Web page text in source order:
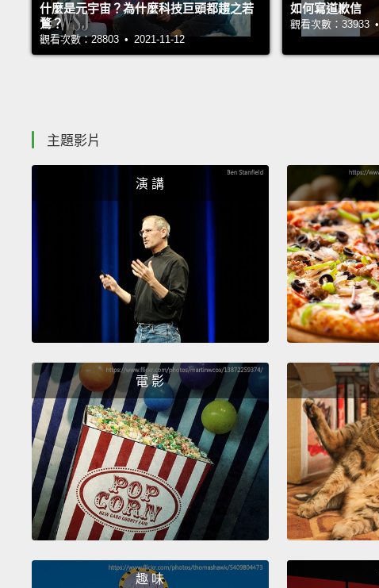
什麼是元宇宙？為什麼科技巨頭都趨之若
鶩？
觀看次數：28803 • 2021-11-12
如何寫道歉信
觀看次數：33933
主題影片
演 講
電 影
趣 味